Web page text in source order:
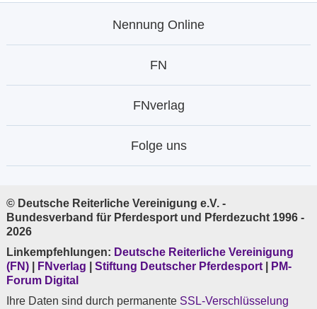
Nennung Online
FN
FNverlag
Folge uns
© Deutsche Reiterliche Vereinigung e.V. -
Bundesverband für Pferdesport und Pferdezucht 1996 -
2026
Linkempfehlungen: Deutsche Reiterliche Vereinigung
(FN)
FNverlag Stiftung Deutscher Pferdesport
PM-
Forum Digital
Ihre Daten sind durch permanente SSL-Verschlüsselung